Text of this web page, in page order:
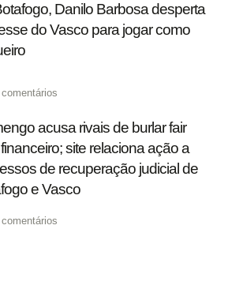
Danilo Barbosa desperta
do Vasco para jogar como
comentários
acusa rivais de burlar fair
site relaciona ação a
de recuperação judicial de
e Vasco
comentários